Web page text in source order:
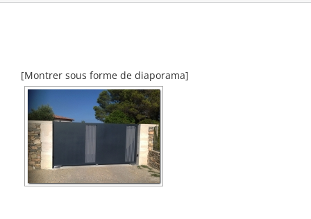
[Montrer sous forme de diaporama]